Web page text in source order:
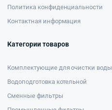
Политика конфиденциальности
Контактная информация
Категории товаров
Комплектующие для очистки воды
Водоподготовка котельной
Сменные фильтры